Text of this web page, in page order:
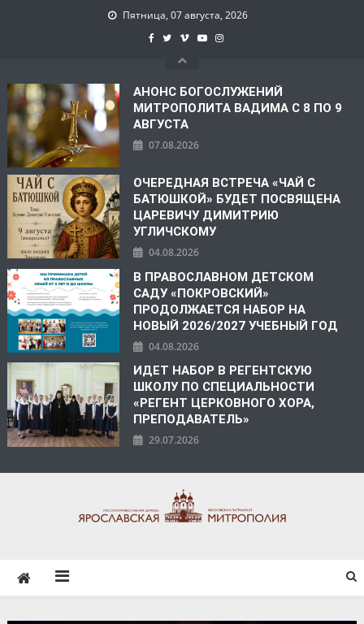
Пятница, 07 августа, 2026
АНОНС БОГОСЛУЖЕНИЙ
МИТРОПОЛИТА ВАДИМА С 8 ПО 9
АВГУСТА
07.08.2026
ОЧЕРЕДНАЯ ВСТРЕЧА «ЧАЙ С
БАТЮШКОЙ» БУДЕТ ПОСВЯЩЕНА
ЦАРЕВИЧУ ДИМИТРИЮ
УГЛИЧСКОМУ
04.08.2026
В ПРАВОСЛАВНОМ ДЕТСКОМ
САДУ «ПОКРОВСКИЙ»
ПРОДОЛЖАЕТСЯ НАБОР НА
НОВЫЙ 2026/2027 УЧЕБНЫЙ ГОД
04.08.2026
ИДЕТ НАБОР В РЕГЕНТСКУЮ
ШКОЛУ ПО СПЕЦИАЛЬНОСТИ
«РЕГЕНТ ЦЕРКОВНОГО ХОРА,
ПРЕПОДАВАТЕЛЬ»
29.07.2026